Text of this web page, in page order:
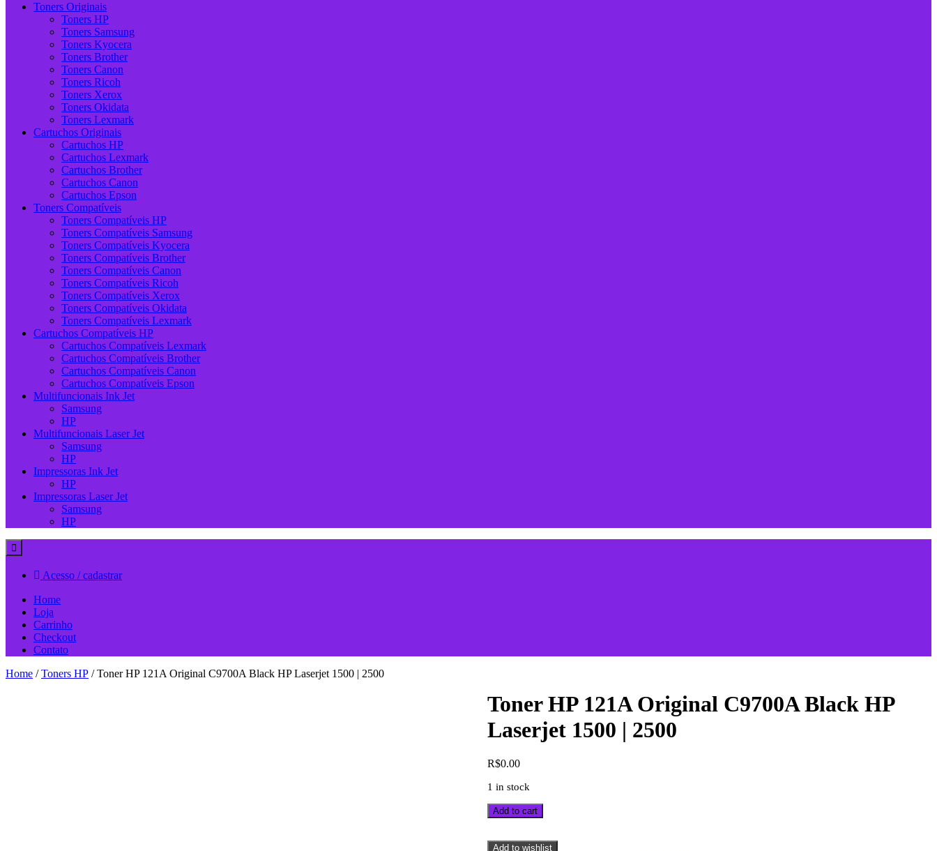
Toners Originais
Toners HP
Toners Samsung
Toners Kyocera
Toners Brother
Toners Canon
Toners Ricoh
Toners Xerox
Toners Okidata
Toners Lexmark
Cartuchos Originais
Cartuchos HP
Cartuchos Lexmark
Cartuchos Brother
Cartuchos Canon
Cartuchos Epson
Toners Compatíveis
Toners Compatíveis HP
Toners Compatíveis Samsung
Toners Compatíveis Kyocera
Toners Compatíveis Brother
Toners Compatíveis Canon
Toners Compatíveis Ricoh
Toners Compatíveis Xerox
Toners Compatíveis Okidata
Toners Compatíveis Lexmark
Cartuchos Compatíveis HP
Cartuchos Compatíveis Lexmark
Cartuchos Compatíveis Brother
Cartuchos Compatíveis Canon
Cartuchos Compatíveis Epson
Multifuncionais Ink Jet
Samsung
HP
Multifuncionais Laser Jet
Samsung
HP
Impressoras Ink Jet
HP
Impressoras Laser Jet
Samsung
HP
Acesso / cadastrar
Home
Loja
Carrinho
Checkout
Contato
Home /Toners HP / Toner HP 121A Original C9700A Black HP Laserjet 1500 | 2500
Toner HP 121A Original C9700A Black HP
Laserjet 1500 | 2500
R$0.00
1 in stock
Toner
HP
Original
Add to cart
Add to wishlist